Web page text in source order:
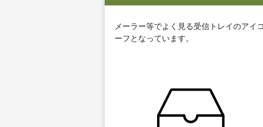
メーラー等でよく見る受信トレイのアイ
ーフとなっています。